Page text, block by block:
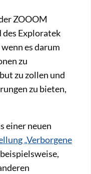
ZOOOM
Exploratek
es darum
zu
zu zollen und
zu bieten,
einer neuen
„Verborgene